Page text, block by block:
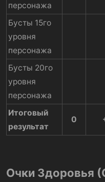
персонажа
Бусты 15го
уровня
персонажа
Бусты 20го
уровня
персонажа
Итоговый
результат
0
Очки Здоровья